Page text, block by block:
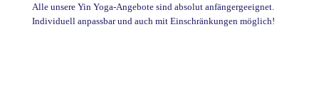
Alle unsere Yin Yoga-Angebote sind absolut anfängergeeignet.
Individuell anpassbar und auch mit Einschränkungen möglich!